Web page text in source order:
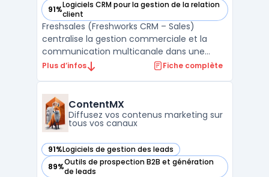
91%Logiciels CRM pour la gestion de la relation
client
— voir Freshsales (Freshworks CRM – Sales) dans cette
Freshsales (Freshworks CRM – Sales)
centralise la gestion commerciale et la
communication multicanale dans une
interface organisée pour les équipes de
pipeline commercial jusqu’au suivi avancé
des remontées clients, s’ad ...
Plus d’infos Fiche complète
ContentMX
Diffusez vos contenus marketing sur
tous vos canaux
91%Logiciels de gestion des leads
— voir ContentMX dans cette catégorie
89%Outils de prospection B2B et génération
de leads
— voir ContentMX dans cette catégorie